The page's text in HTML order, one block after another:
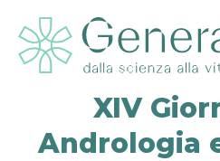
XIV
Andrologia